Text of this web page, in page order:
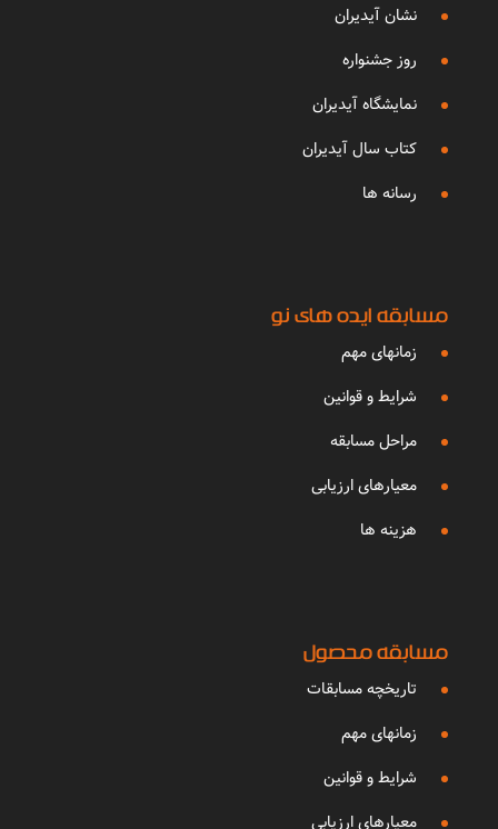
نشان آیدیران
روز جشنواره
نمایشگاه آیدیران
کتاب سال آیدیران
رسانه ها
مسابقه ایده های نو
زمانهای مهم
شرایط و قوانین
مراحل مسابقه
معیارهای ارزیابی
هزینه ها
مسابقه محصول
تاریخچه مسابقات
زمانهای مهم
شرایط و قوانین
معیارهای ارزیابی